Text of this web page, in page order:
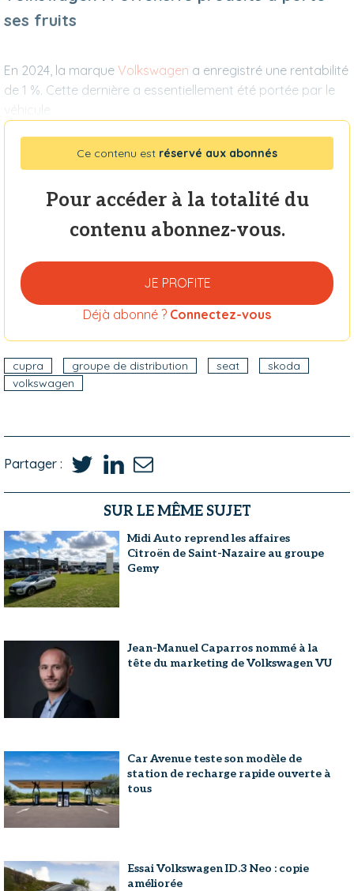
ses fruits
En 2024, la marque Volkswagen a enregistré une rentabilité
de 1 %. Cette dernière a essentiellement été portée par le
véhi­cule
Ce contenu est réservé aux abonnés
Pour accéder à la totalité du
contenu abonnez-vous.
JE PROFITE
Déjà abonné ? Connectez-vous
cupra groupe de distribution seat
skoda
volkswagen
Partager :
SUR LE MÊME SUJET
Midi Auto reprend les affaires
Citroën de Saint-Nazaire au groupe
Gemy
Jean-Manuel Caparros nommé à la
tête du marketing de Volkswagen VU
Car Avenue teste son modèle de
station de recharge rapide ouverte à
tous
Essai Volkswagen ID.3 Neo : copie
améliorée